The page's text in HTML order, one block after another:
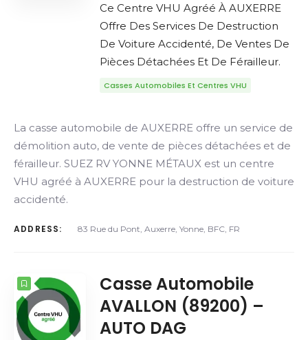
Ce Centre VHU Agréé À AUXERRE
Offre Des Services De Destruction
De Voiture Accidenté, De Ventes De
Pièces Détachées Et De Férailleur.
Casses Automobiles Et Centres VHU
La casse automobile de AUXERRE offre un service de
démolition auto, de vente de pièces détachées et de
férailleur. SUEZ RV YONNE MÉTAUX est un centre
VHU agréé à AUXERRE pour la destruction de voiture
accidenté.
ADDRESS: 83 Rue du Pont, Auxerre, Yonne, BFC, FR
Casse Automobile
AVALLON (89200) –
AUTO DAG